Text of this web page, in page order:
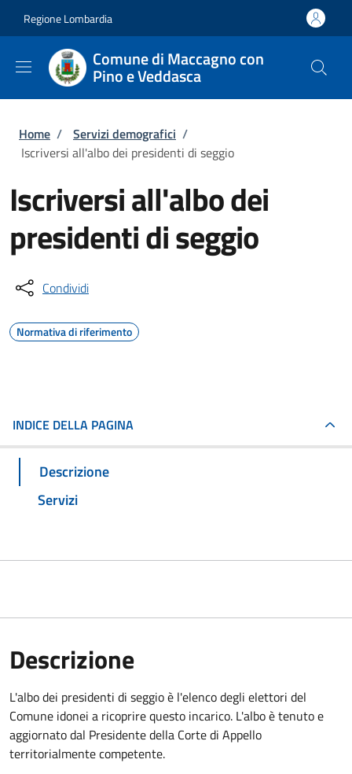
Regione Lombardia
Comune di Maccagno con
Pino e Veddasca
Briciole di pane
Home / Servizi demografici /
Iscriversi all'albo dei presidenti di seggio
Iscriversi all'albo dei
presidenti di seggio
Condividi
Normativa di riferimento
INDICE DELLA PAGINA
Descrizione
Servizi
Descrizione
L'albo dei presidenti di seggio è l'elenco degli elettori del
Comune idonei a ricoprire questo incarico. L'albo è tenuto e
aggiornato dal Presidente della Corte di Appello
territorialmente competente.